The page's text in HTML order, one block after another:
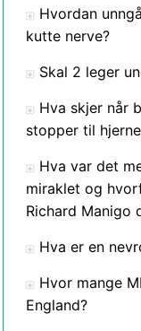
Hvordan
kutte nerve?
Skal 2 leger
Hva skjer når
stopper til
Hva var det
miraklet og
Richard Manigo
Hva er en
Hvor mange
England?